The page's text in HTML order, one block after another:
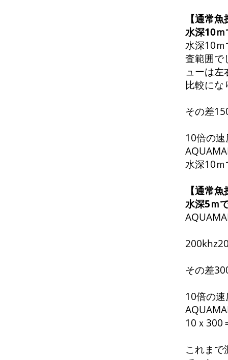
【通常魚
水深10
水深10
査範囲
ューは左
比較にな
その差
10倍の
水深10
【通常
水深5ｍ
その差
10倍の
10ｘ300
これま